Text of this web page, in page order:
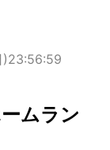
)23:56:59
ムラン